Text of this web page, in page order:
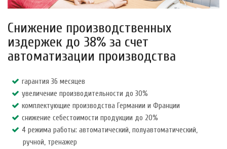
Снижение производственных
издержек до 38% за счет
автоматизации производства
гарантия 36 месяцев
увеличение производительности до 30%
комплектующие производства Германии и Франции
снижение себестоимости продукции до 20%
4 режима работы: автоматический, полуавтоматический,
ручной, тренажер